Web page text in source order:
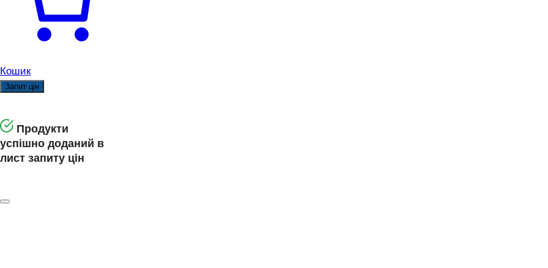
Кошик
Запит цін
Продукти
успішно доданий в
лист запиту цін